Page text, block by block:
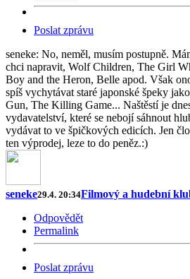
Poslat zprávu
seneke: No, neměl, musím postupně.
chci napravit, Wolf Children, The Girl
Boy and the Heron, Belle apod. Však
spíš vychytávat staré japonské špeky
Gun, The Killing Game... Naštěstí je
vydavatelství, které se nebojí sáhnout
vydávat to ve špičkových edicích. Jen
ten výprodej, leze to do peněz.:)
seneke29.4. 20:34Filmový a hudební
Odpovědět
Permalink
Poslat zprávu